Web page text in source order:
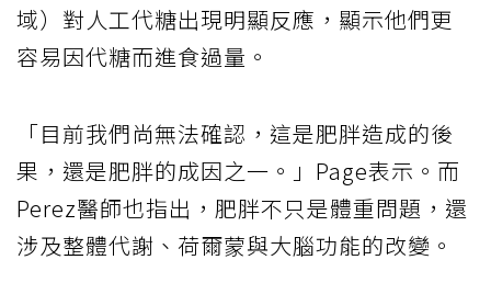
域）對人工代糖出現明顯反應，顯示他們更
容易因代糖而進食過量。
「目前我們尚無法確認，這是肥胖造成的後
果，還是肥胖的成因之一。」Page表示。而
Perez醫師也指出，肥胖不只是體重問題，還
涉及整體代謝、荷爾蒙與大腦功能的改變。